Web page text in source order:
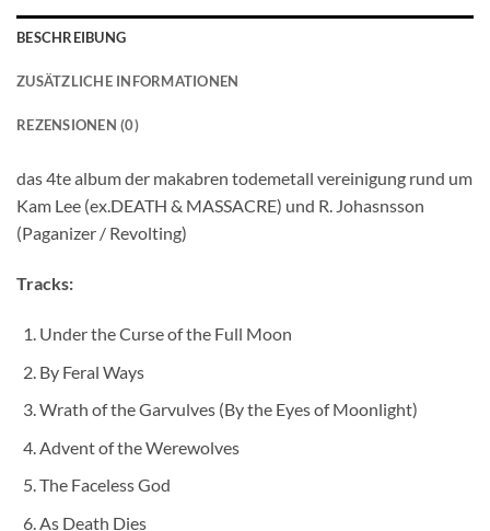
BESCHREIBUNG
ZUSÄTZLICHE INFORMATIONEN
REZENSIONEN (0)
das 4te album der makabren todemetall vereinigung rund um
Kam Lee (ex.DEATH & MASSACRE) und R. Johasnsson
(Paganizer / Revolting)
Tracks:
Under the Curse of the Full Moon
By Feral Ways
Wrath of the Garvulves (By the Eyes of Moonlight)
Advent of the Werewolves
The Faceless God
As Death Dies